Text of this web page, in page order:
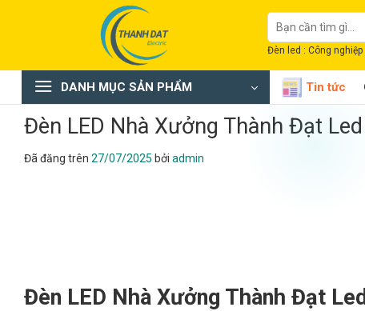
dung
Tìm
kiếm:
Đèn led : Công
DANH MỤC SẢN PHẨM Tin tức
Đèn LED Nhà Xưởng Thành Đạt
Đã đăng trên 27/07/2025 bởi admin
Đèn LED Nhà Xưởng Thành Đạt